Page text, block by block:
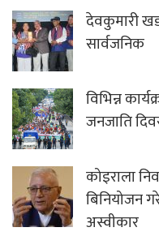
देवकुमारी
सार्वजनिक
विभिन्न
जनजाति
कोइराला
बिनियोजन
अस्वीकार